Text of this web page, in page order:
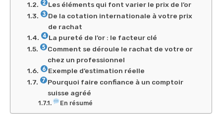
Les éléments qui font varier le prix de l’or
De la cotation internationale à votre prix
de rachat
La pureté de l’or : le facteur clé
Comment se déroule le rachat de votre or
chez un professionnel
Exemple d’estimation réelle
Pourquoi faire confiance à un comptoir
suisse agréé
En résumé